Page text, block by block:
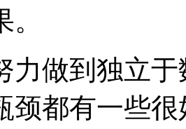
力做到独立
颈都有一些